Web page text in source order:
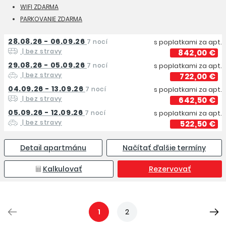
WIFI ZDARMA
PARKOVANIE ZDARMA
28.08.26 - 06.09.26 7 nocí
| bez stravy
s poplatkami za apt.
842,00 €
29.08.26 - 05.09.26 7 nocí
| bez stravy
s poplatkami za apt.
722,00 €
04.09.26 - 13.09.26 7 nocí
| bez stravy
s poplatkami za apt.
642,50 €
05.09.26 - 12.09.26 7 nocí
| bez stravy
s poplatkami za apt.
522,50 €
Detail apartmánu Načítať ďalšie termíny
Kalkulovať Rezervovať
1 2